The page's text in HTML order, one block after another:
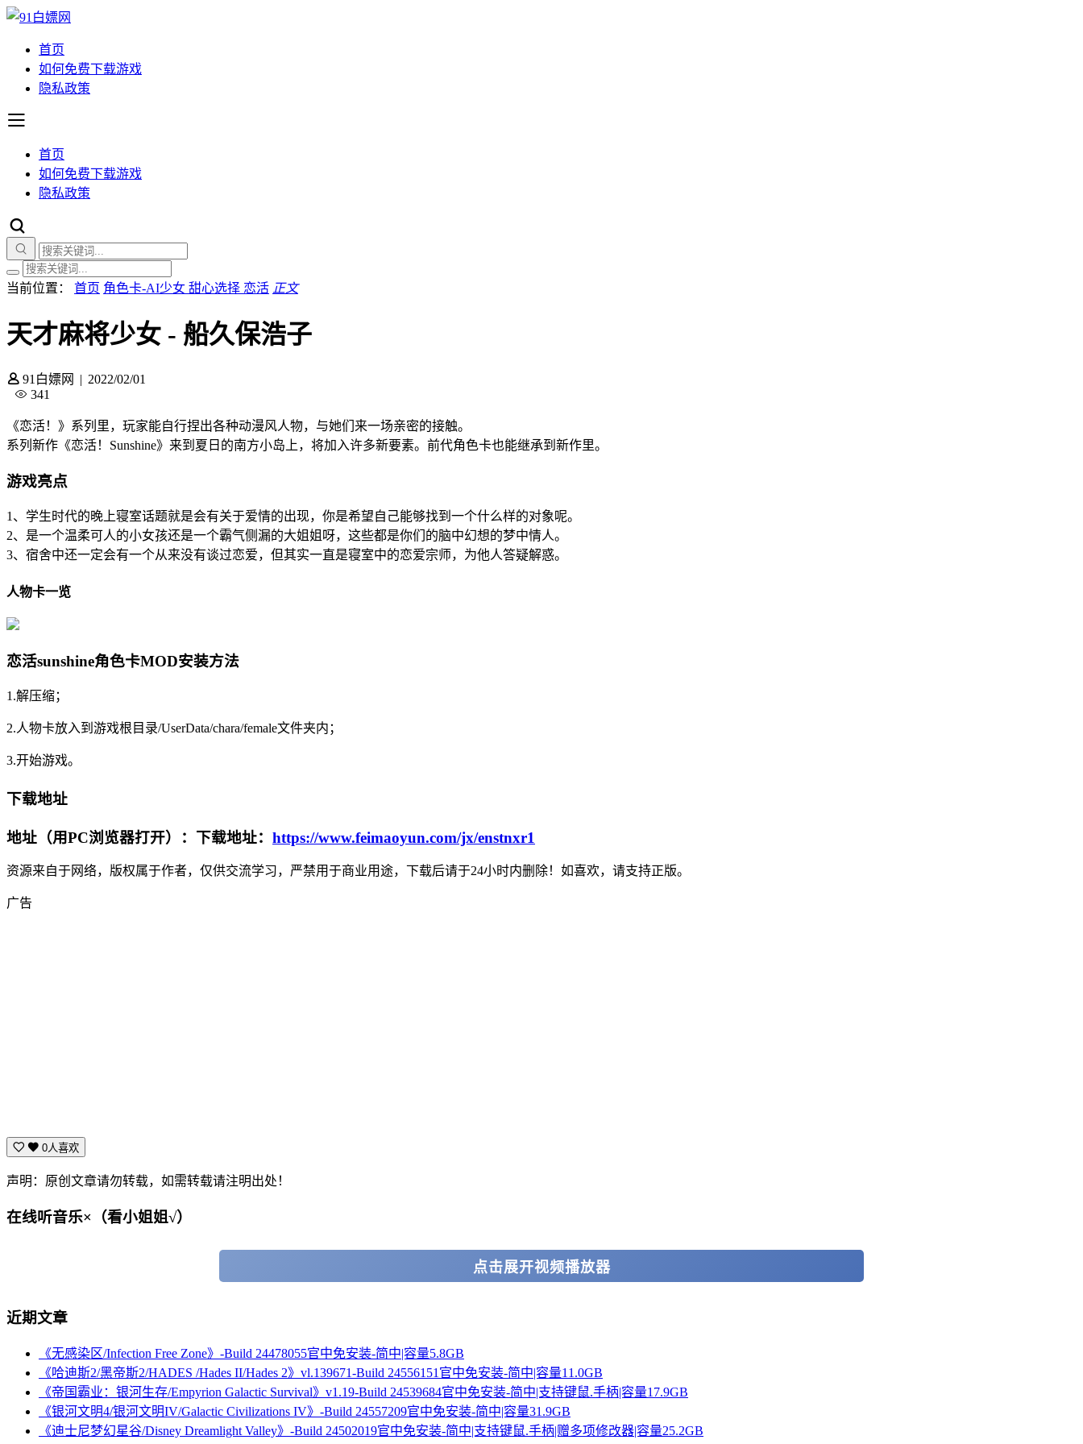
首页
如何免费下载游戏
隐私政策
首页
如何免费下载游戏
隐私政策
当前位置： 首页 角色卡-AI少女 甜心选择 恋活 正文
天才麻将少女 - 船久保浩子
91白嫖网 | 2022/02/01
341
《恋活！》系列里，玩家能自行捏出各种动漫风人物，与她们来一场亲密的接触。
系列新作《恋活！Sunshine》来到夏日的南方小岛上，将加入许多新要素。前代角色卡也能继承到新作里。
游戏亮点
1、学生时代的晚上寝室话题就是会有关于爱情的出现，你是希望自己能够找到一个什么样的对象呢。
2、是一个温柔可人的小女孩还是一个霸气侧漏的大姐姐呀，这些都是你们的脑中幻想的梦中情人。
3、宿舍中还一定会有一个从来没有谈过恋爱，但其实一直是寝室中的恋爱宗师，为他人答疑解惑。
人物卡一览
恋活sunshine角色卡MOD安装方法
1.解压缩；
2.人物卡放入到游戏根目录/UserData/chara/female文件夹内；
3.开始游戏。
下载地址
地址（用PC浏览器打开）：下载地址： https://www.feimaoyun.com/jx/enstnxr1
资源来自于网络，版权属于作者，仅供交流学习，严禁用于商业用途，下载后请于24小时内删除！如喜欢，请支持正版。
广告
0人喜欢
声明：原创文章请勿转载，如需转载请注明出处！
在线听音乐×（看小姐姐√）
点击展开视频播放器
近期文章
《无感染区/Infection Free Zone》-Build 24478055官中免安装-简中|容量5.8GB
《哈迪斯2/黑帝斯2/HADES /Hades II/Hades 2》vl.139671-Build 24556151官中免安装-简中|容量11.0GB
《帝国霸业：银河生存/Empyrion Galactic Survival》v1.19-Build 24539684官中免安装-简中|支持键鼠.手柄|容量17.9GB
《银河文明4/银河文明IV/Galactic Civilizations IV》-Build 24557209官中免安装-简中|容量31.9GB
《迪士尼梦幻星谷/Disney Dreamlight Valley》-Build 24502019官中免安装-简中|支持键鼠.手柄|赠多项修改器|容量25.2GB